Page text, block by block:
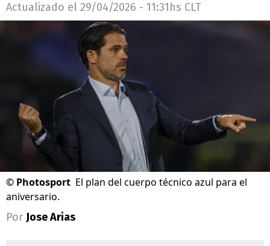
Actualizado el 29/04/2026 - 11:31hs CLT
© Photosport El plan del cuerpo técnico azul para el
aniversario.
Por Jose Arias